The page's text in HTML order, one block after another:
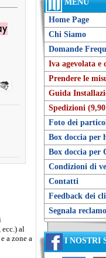
MENU
Home Page
Chi Siamo
Domande
Iva agevolata e
Prendere le
Guida
Spedizioni
Foto dei
Box doccia per
Box doccia per
Condizioni di
Contatti
Feedback dei
Segnala reclamo
I NOSTRI
al
a zone a